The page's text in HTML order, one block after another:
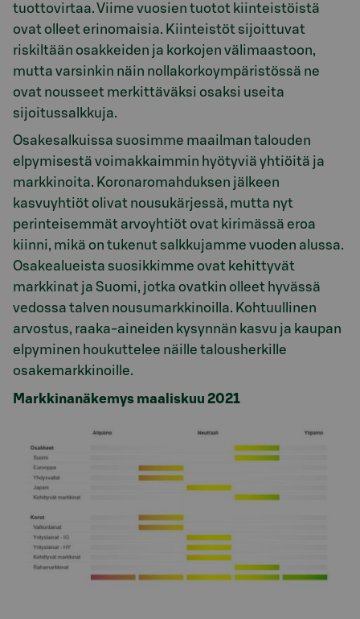
tuottovirtaa. Viime vuosien tuotot kiinteistöistä
ovat olleet erinomaisia. Kiinteistöt sijoittuvat
riskiltään osakkeiden ja korkojen välimaastoon,
mutta varsinkin näin nollakorkoympäristössä ne
ovat nousseet merkittäväksi osaksi useita
sijoitussalkkuja.
Osakesalkuissa suosimme maailman talouden
elpymisestä voimakkaimmin hyötyviä yhtiöitä ja
markkinoita. Koronaromahduksen jälkeen
kasvuyhtiöt olivat nousukärjessä, mutta nyt
perinteisemmät arvoyhtiöt ovat kirimässä eroa
kiinni, mikä on tukenut salkkujamme vuoden alussa.
Osakealueista suosikkimme ovat kehittyvät
markkinat ja Suomi, jotka ovatkin olleet hyvässä
vedossa talven nousumarkkinoilla. Kohtuullinen
arvostus, raaka-aineiden kysynnän kasvu ja kaupan
elpyminen houkuttelee näille talousherkille
osakemarkkinoille.
Markkinanäkemys maaliskuu 2021